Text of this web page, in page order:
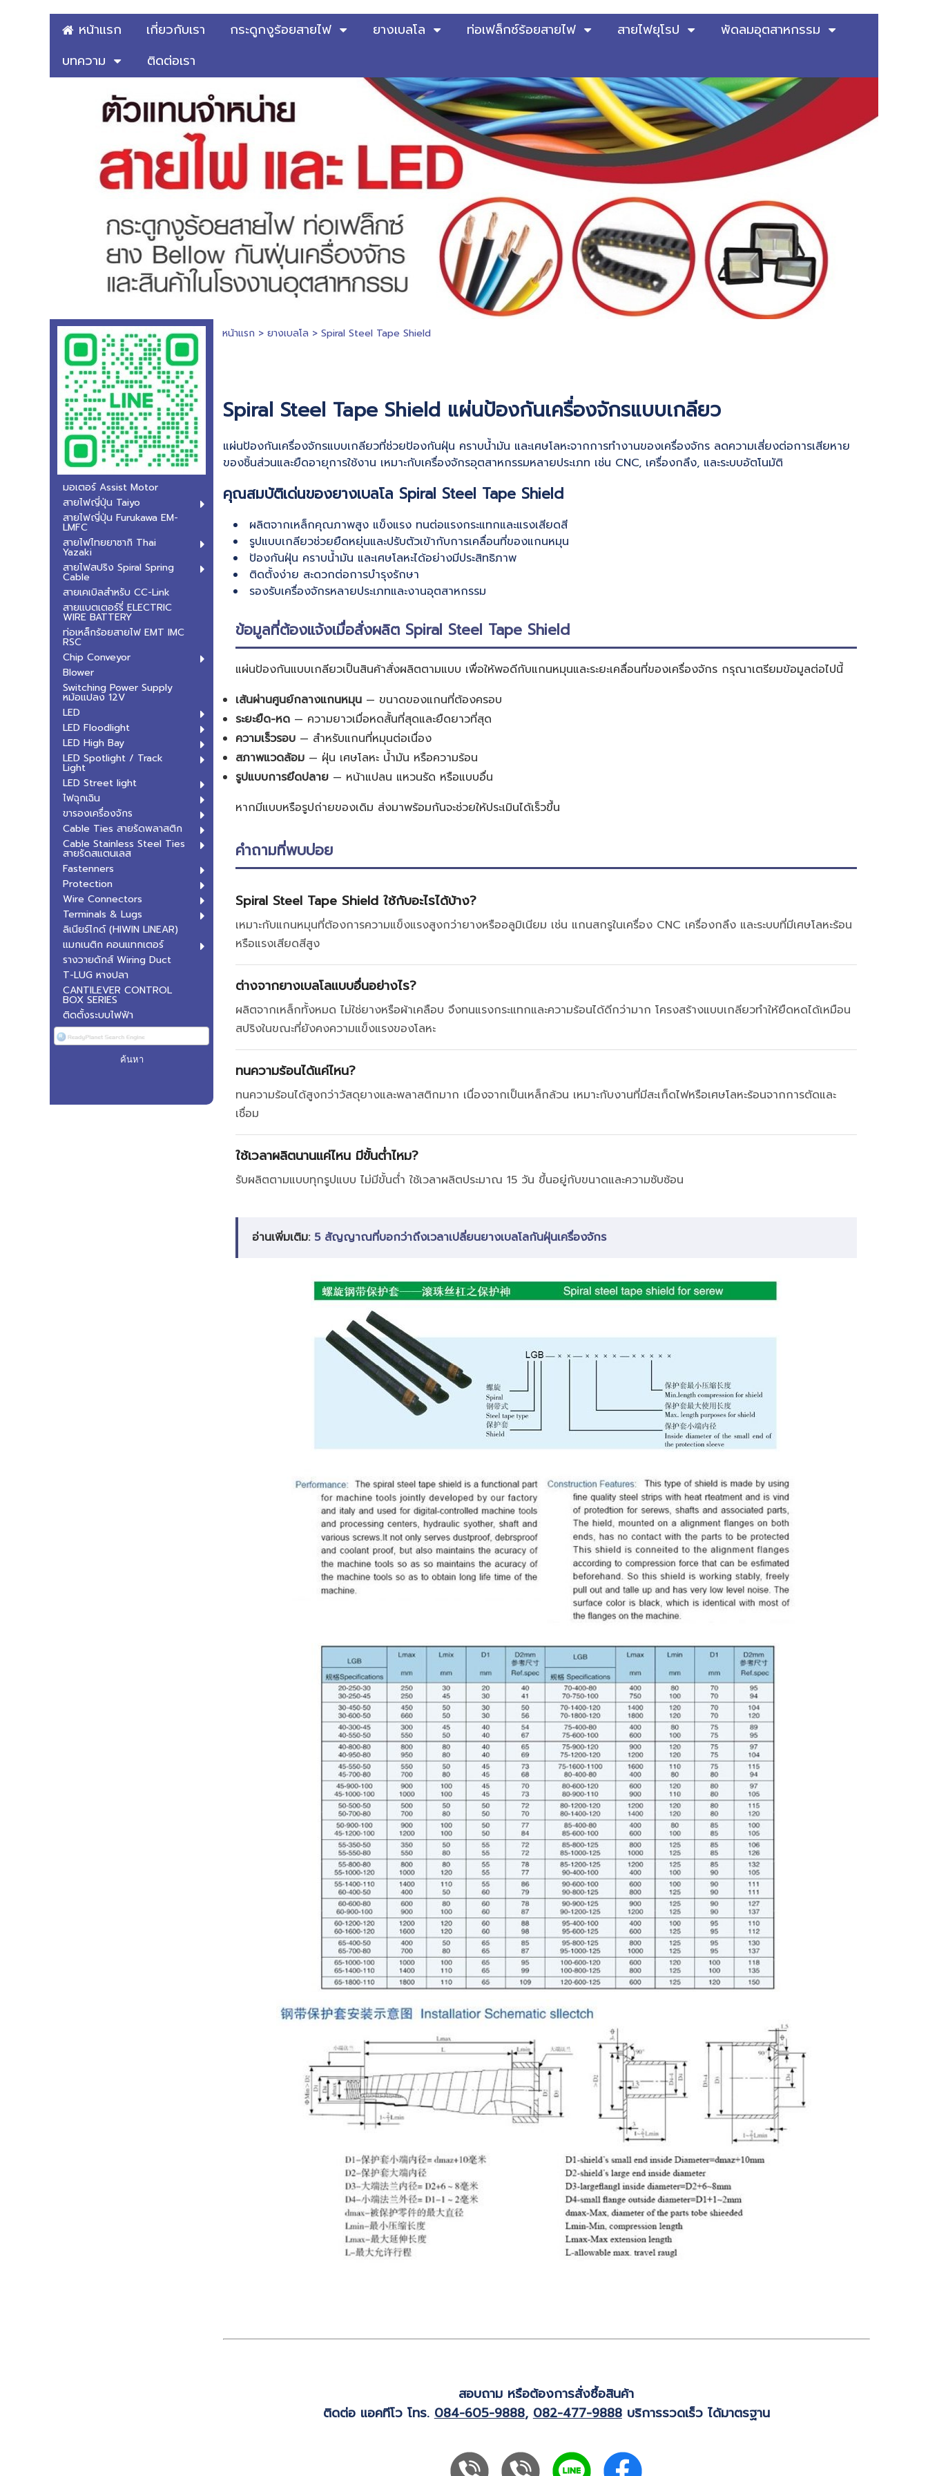
หน้าแรก เกี่ยวกับเรา กระดูกงูร้อยสายไฟ ยางเบลโล ท่อเฟล็กซ์ร้อยสายไฟ สายไฟยุโรป
พัดลมอุตสาหกรรม
บทความ
ติดต่อเรา
มอเตอร์ Assist Motor
สายไฟญี่ปุ่น Taiyo
สายไฟญี่ปุ่น Furukawa EM-
LMFC
สายไฟไทยยาซากิ Thai
Yazaki
สายไฟสปริง Spiral Spring
Cable
สายเคเบิลสำหรับ CC-Link
สายแบตเตอร์รี่ ELECTRIC
WIRE BATTERY
ท่อเหล็กร้อยสายไฟ EMT IMC
RSC
Chip Conveyor
Blower
Switching Power Supply
หม้อแปลง 12V
LED
LED Floodlight
LED High Bay
LED Spotlight / Track
Light
LED Street light
ไฟฉุกเฉิน
ขารองเครื่องจักร
Cable Ties สายรัดพลาสติก
Cable Stainless Steel Ties
สายรัดสแตนเลส
Fastenners
Protection
Wire Connectors
Terminals & Lugs
ลิเนียร์ไกด์ (HIWIN LINEAR)
แมกเนติก คอนแทกเตอร์
รางวายดักส์ Wiring Duct
T-LUG หางปลา
CANTILEVER CONTROL
BOX SERIES
ติดตั้งระบบไฟฟ้า
หน้าแรก > ยางเบลโล > Spiral Steel Tape Shield
Spiral Steel Tape Shield แผ่นป้องกันเครื่องจักรแบบเกลียว
แผ่นป้องกันเครื่องจักรแบบเกลียวที่ช่วยป้องกันฝุ่น คราบน้ำมัน และเศษโลหะจากการทำงานของเครื่องจักร ลดความเสี่ยงต่อการเสียหาย
ของชิ้นส่วนและยืดอายุการใช้งาน เหมาะกับเครื่องจักรอุตสาหกรรมหลายประเภท เช่น CNC, เครื่องกลึง, และระบบอัตโนมัติ
คุณสมบัติเด่นของยางเบลโล Spiral Steel Tape Shield
ผลิตจากเหล็กคุณภาพสูง แข็งแรง ทนต่อแรงกระแทกและแรงเสียดสี
รูปแบบเกลียวช่วยยืดหยุ่นและปรับตัวเข้ากับการเคลื่อนที่ของแกนหมุน
ป้องกันฝุ่น คราบน้ำมัน และเศษโลหะได้อย่างมีประสิทธิภาพ
ติดตั้งง่าย สะดวกต่อการบำรุงรักษา
รองรับเครื่องจักรหลายประเภทและงานอุตสาหกรรม
ข้อมูลที่ต้องแจ้งเมื่อสั่งผลิต Spiral Steel Tape Shield
แผ่นป้องกันแบบเกลียวเป็นสินค้าสั่งผลิตตามแบบ เพื่อให้พอดีกับแกนหมุนและระยะเคลื่อนที่ของเครื่องจักร กรุณาเตรียมข้อมูลต่อไปนี้
เส้นผ่านศูนย์กลางแกนหมุน — ขนาดของแกนที่ต้องครอบ
ระยะยืด-หด — ความยาวเมื่อหดสั้นที่สุดและยืดยาวที่สุด
ความเร็วรอบ — สำหรับแกนที่หมุนต่อเนื่อง
สภาพแวดล้อม — ฝุ่น เศษโลหะ น้ำมัน หรือความร้อน
รูปแบบการยึดปลาย — หน้าแปลน แหวนรัด หรือแบบอื่น
หากมีแบบหรือรูปถ่ายของเดิม ส่งมาพร้อมกันจะช่วยให้ประเมินได้เร็วขึ้น
คำถามที่พบบ่อย
Spiral Steel Tape Shield ใช้กับอะไรได้บ้าง?
เหมาะกับแกนหมุนที่ต้องการความแข็งแรงสูงกว่ายางหรืออลูมิเนียม เช่น แกนสกรูในเครื่อง CNC เครื่องกลึง และระบบที่มีเศษโลหะร้อน
หรือแรงเสียดสีสูง
ต่างจากยางเบลโลแบบอื่นอย่างไร?
ผลิตจากเหล็กทั้งหมด ไม่ใช่ยางหรือผ้าเคลือบ จึงทนแรงกระแทกและความร้อนได้ดีกว่ามาก โครงสร้างแบบเกลียวทำให้ยืดหดได้เหมือน
สปริงในขณะที่ยังคงความแข็งแรงของโลหะ
ทนความร้อนได้แค่ไหน?
ทนความร้อนได้สูงกว่าวัสดุยางและพลาสติกมาก เนื่องจากเป็นเหล็กล้วน เหมาะกับงานที่มีสะเก็ดไฟหรือเศษโลหะร้อนจากการตัดและ
เชื่อม
ใช้เวลาผลิตนานแค่ไหน มีขั้นต่ำไหม?
รับผลิตตามแบบทุกรูปแบบ ไม่มีขั้นต่ำ ใช้เวลาผลิตประมาณ 15 วัน ขึ้นอยู่กับขนาดและความซับซ้อน
อ่านเพิ่มเติม: 5 สัญญาณที่บอกว่าถึงเวลาเปลี่ยนยางเบลโลกันฝุ่นเครื่องจักร
สอบถาม หรือต้องการสั่งซื้อสินค้า
ติดต่อ แอคทีโว โทร.084-605-9888,082-477-9888บริการรวดเร็ว ได้มาตรฐาน